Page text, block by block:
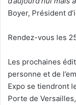
Boyer, Président
Rendez-vous les
Les prochaines
personne et de
Expo se tiendront
Porte de